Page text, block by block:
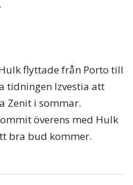
flyttade från Porto till
tidningen Izvestia att
Zenit i sommar.
överens med Hulk
bra bud kommer.